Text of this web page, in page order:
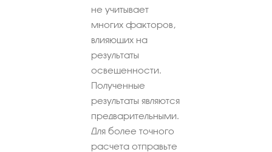
не учитывает
многих факторов,
влияющих на
результаты
освещенности.
Полученные
результаты являются
предварительными.
Для более точного
расчета отправьте